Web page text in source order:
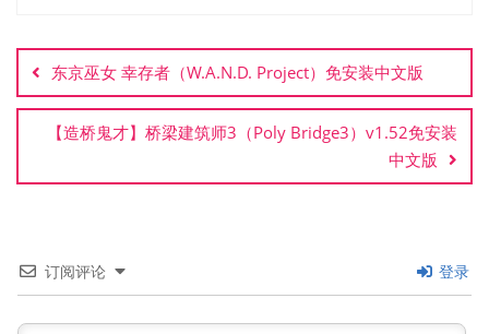
章
导
航
东京巫女 幸存者（W.A.N.D. Project）免安装中文版
【造桥鬼才】桥梁建筑师3（Poly Bridge3）v1.52免安装
中文版
订阅评论 登录